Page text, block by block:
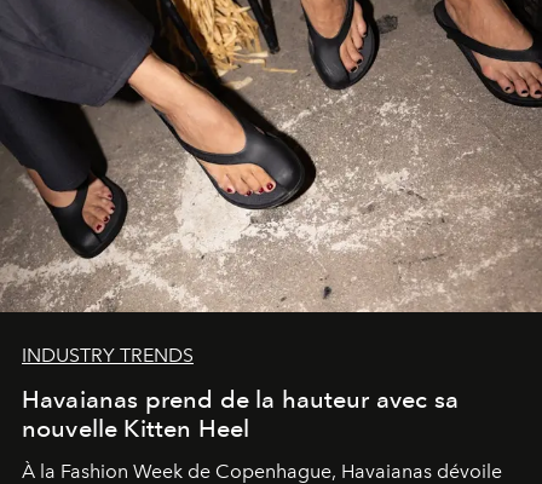
INDUSTRY TRENDS
Havaianas prend de la hauteur avec sa
nouvelle Kitten Heel
À la Fashion Week de Copenhague, Havaianas dévoile